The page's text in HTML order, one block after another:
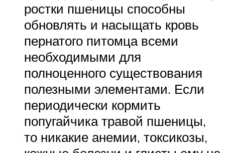
ростки пшеницы способны
обновлять и насыщать кровь
пернатого питомца всеми
необходимыми для
полноценного существования
полезными элементами. Если
периодически кормить
попугайчика травой пшеницы,
то никакие анемии, токсикозы,